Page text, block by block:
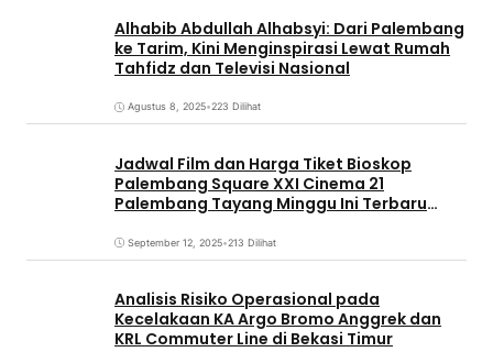
Alhabib Abdullah Alhabsyi: Dari Palembang
ke Tarim, Kini Menginspirasi Lewat Rumah
Tahfidz dan Televisi Nasional
Agustus 8, 2025•223 Dilihat
Jadwal Film dan Harga Tiket Bioskop
Palembang Square XXI Cinema 21
Palembang Tayang Minggu Ini Terbaru
September 12, 2025•213 Dilihat
Analisis Risiko Operasional pada
Kecelakaan KA Argo Bromo Anggrek dan
KRL Commuter Line di Bekasi Timur